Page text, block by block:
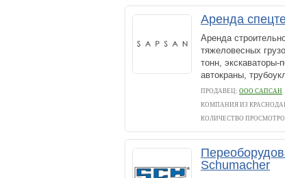
Аренда
Аренда
тяжеловесных
тонн, экскаваторы-
автокраны,
ПРОДАВЕЦ: ООО САПСАН
КОМПАНИЯ ИЗ
КОЛИЧЕСТВО
Schumacher